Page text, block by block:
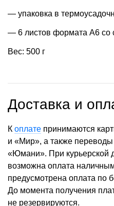
— упаковка в
— 6 листов формата А6 со
Вес: 500 г
Доставка и
К оплате принимаются
и «Мир», а также
«Юмани». При курьерской
возможна оплата
предусмотрена оплата по
До момента получения
не резервируются.